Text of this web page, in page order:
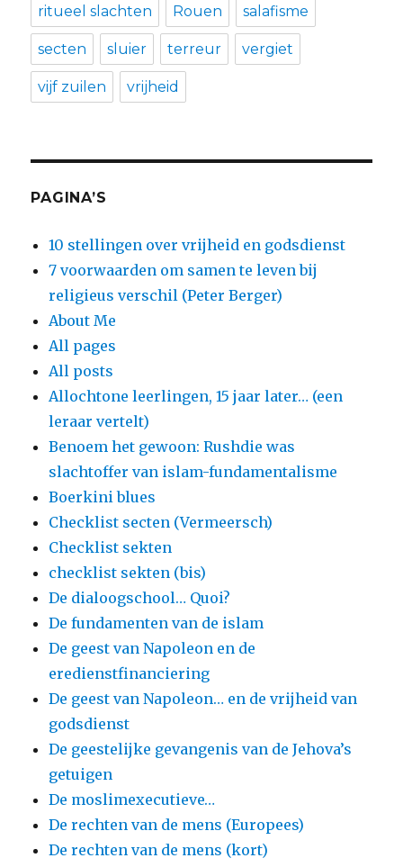
ritueel slachten Rouen salafisme
secten sluier terreur vergiet
vijf zuilen vrijheid
PAGINA’S
10 stellingen over vrijheid en godsdienst
7 voorwaarden om samen te leven bij
religieus verschil (Peter Berger)
About Me
All pages
All posts
Allochtone leerlingen, 15 jaar later… (een
leraar vertelt)
Benoem het gewoon: Rushdie was
slachtoffer van islam-fundamentalisme
Boerkini blues
Checklist secten (Vermeersch)
Checklist sekten
checklist sekten (bis)
De dialoogschool… Quoi?
De fundamenten van de islam
De geest van Napoleon en de
eredienstfinanciering
De geest van Napoleon… en de vrijheid van
godsdienst
De geestelijke gevangenis van de Jehova’s
getuigen
De moslimexecutieve…
De rechten van de mens (Europees)
De rechten van de mens (kort)